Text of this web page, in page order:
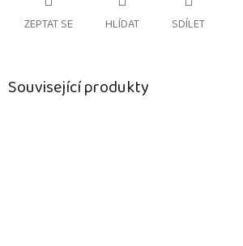
ZEPTAT SE HLÍDAT SDÍLET
Související produkty